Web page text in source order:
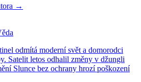
→
odmítá moderní svět a domorodci
Satelit letos odhalil změny v džungli
Slunce bez ochrany hrozí poškození